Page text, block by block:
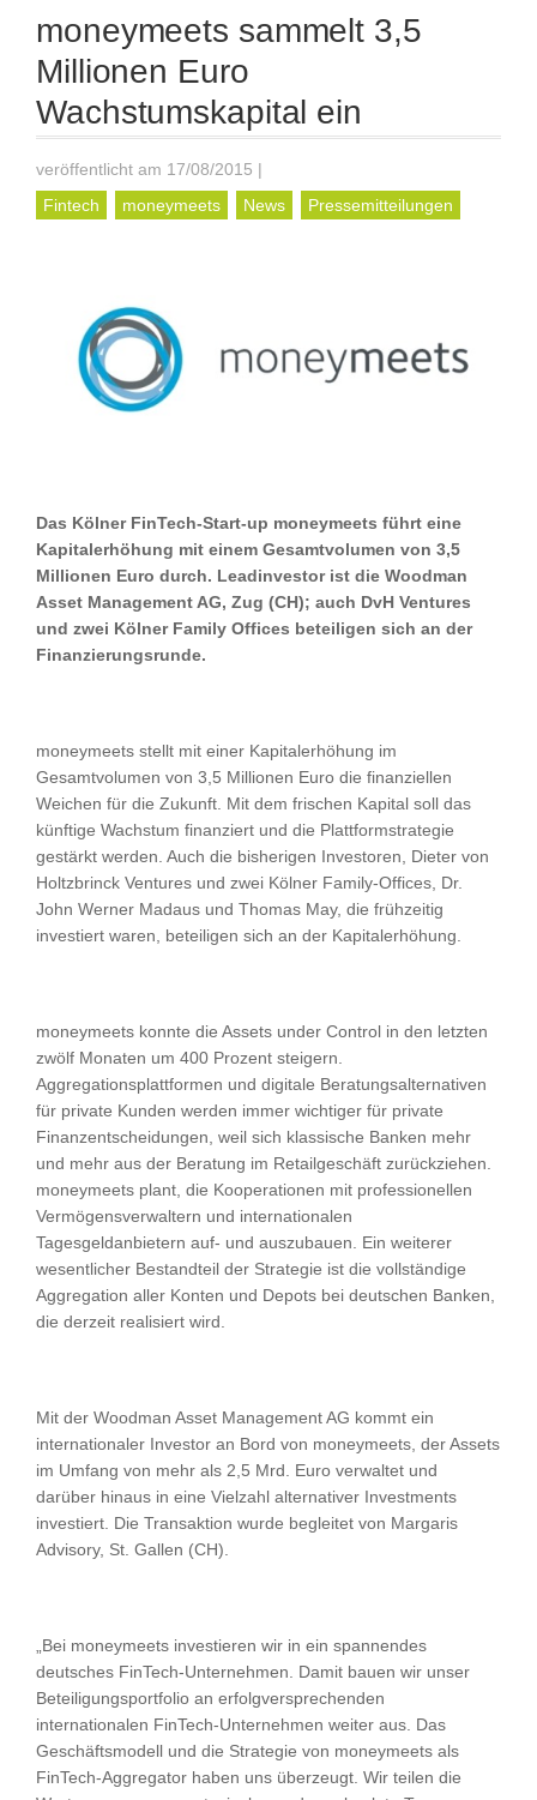
moneymeets sammelt 3,5
Millionen Euro
Wachstumskapital ein
veröffentlicht am 17/08/2015 |
Fintech
moneymeets News Pressemitteilungen
Das Kölner FinTech-Start-up moneymeets führt eine
Kapitalerhöhung mit einem Gesamtvolumen von 3,5
Millionen Euro durch. Leadinvestor ist die Woodman
Asset Management AG, Zug (CH); auch DvH Ventures
und zwei Kölner Family Offices beteiligen sich an der
Finanzierungsrunde.
moneymeets stellt mit einer Kapitalerhöhung im
Gesamtvolumen von 3,5 Millionen Euro die finanziellen
Weichen für die Zukunft. Mit dem frischen Kapital soll das
künftige Wachstum finanziert und die Plattformstrategie
gestärkt werden. Auch die bisherigen Investoren, Dieter von
Holtzbrinck Ventures und zwei Kölner Family-Offices, Dr.
John Werner Madaus und Thomas May, die frühzeitig
investiert waren, beteiligen sich an der Kapitalerhöhung.
moneymeets konnte die Assets under Control in den letzten
zwölf Monaten um 400 Prozent steigern.
Aggregationsplattformen und digitale Beratungsalternativen
für private Kunden werden immer wichtiger für private
Finanzentscheidungen, weil sich klassische Banken mehr
und mehr aus der Beratung im Retailgeschäft zurückziehen.
moneymeets plant, die Kooperationen mit professionellen
Vermögensverwaltern und internationalen
Tagesgeldanbietern auf- und auszubauen. Ein weiterer
wesentlicher Bestandteil der Strategie ist die vollständige
Aggregation aller Konten und Depots bei deutschen Banken,
die derzeit realisiert wird.
Mit der Woodman Asset Management AG kommt ein
internationaler Investor an Bord von moneymeets, der Assets
im Umfang von mehr als 2,5 Mrd. Euro verwaltet und
darüber hinaus in eine Vielzahl alternativer Investments
investiert. Die Transaktion wurde begleitet von Margaris
Advisory, St. Gallen (CH).
„Bei moneymeets investieren wir in ein spannendes
deutsches FinTech-Unternehmen. Damit bauen wir unser
Beteiligungsportfolio an erfolgversprechenden
internationalen FinTech-Unternehmen weiter aus. Das
Geschäftsmodell und die Strategie von moneymeets als
FinTech-Aggregator haben uns überzeugt. Wir teilen die